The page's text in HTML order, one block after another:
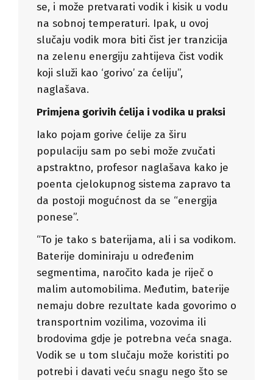
se, i može pretvarati vodik i kisik u vodu
na sobnoj temperaturi. Ipak, u ovoj
slučaju vodik mora biti čist jer tranzicija
na zelenu energiju zahtijeva čist vodik
koji služi kao ‘gorivo’ za ćeliju”,
naglašava.
Primjena gorivih ćelija i vodika u praksi
Iako pojam gorive ćelije za širu
populaciju sam po sebi može zvučati
apstraktno, profesor naglašava kako je
poenta cjelokupnog sistema zapravo ta
da postoji mogućnost da se “energija
ponese”.
“To je tako s baterijama, ali i sa vodikom.
Baterije dominiraju u određenim
segmentima, naročito kada je riječ o
malim automobilima. Međutim, baterije
nemaju dobre rezultate kada govorimo o
transportnim vozilima, vozovima ili
brodovima gdje je potrebna veća snaga.
Vodik se u tom slučaju može koristiti po
potrebi i davati veću snagu nego što se